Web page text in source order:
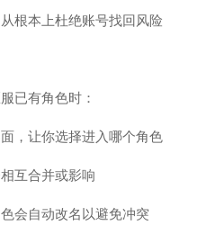
根本上杜绝账号找回风险
已有角色时：
，让你选择进入哪个角色
互合并或影响
会自动改名以避免冲突